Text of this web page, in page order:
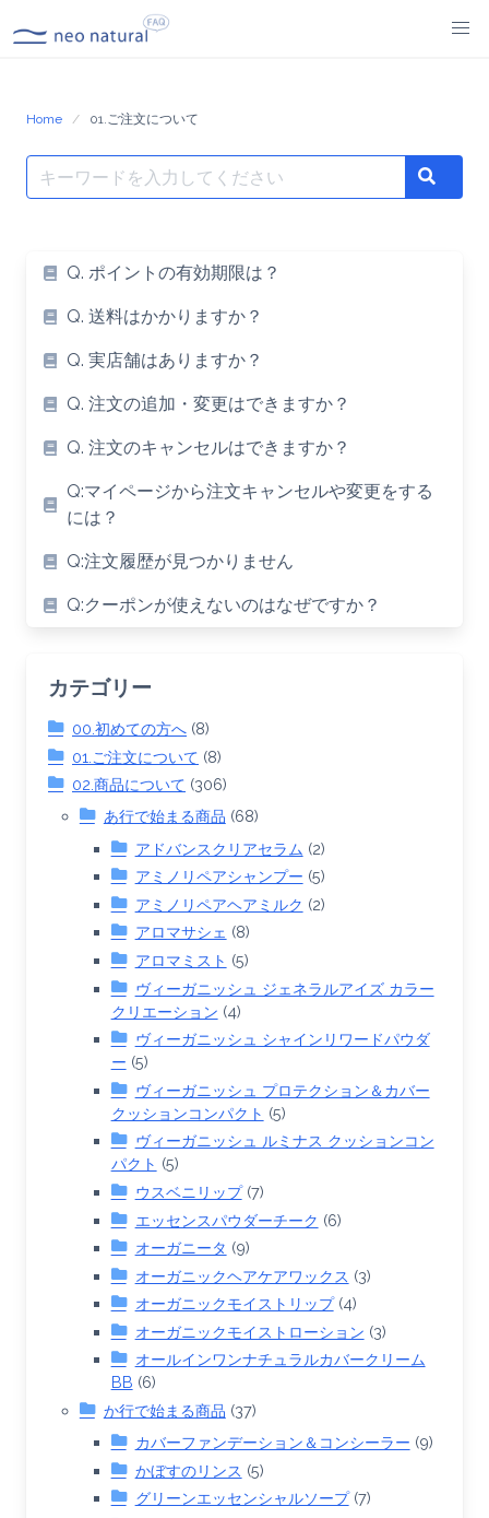
to
Home 01.ご注文について
Search
for:
Search
カテゴリー
00.初めての方へ (8)
01.ご注文について (8)
02.商品について (306)
あ行で始まる商品 (68)
アドバンスクリアセラム (2)
アミノリペアシャンプー (5)
アミノリペアヘアミルク (2)
アロマサシェ (8)
アロマミスト (5)
ヴィーガニッシュ ジェネラルアイズ カラー
クリエーション (4)
ヴィーガニッシュ シャインリワードパウダ
ー (5)
ヴィーガニッシュ プロテクション＆カバー
クッションコンパクト (5)
ヴィーガニッシュ ルミナス クッションコン
パクト (5)
ウスベニリップ(7)
エッセンスパウダーチーク (6)
オーガニータ (9)
オーガニックヘアケアワックス (3)
オーガニックモイストリップ(4)
オーガニックモイストローション (3)
オールインワンナチュラルカバークリーム
BB (6)
か行で始まる商品 (37)
カバーファンデーション＆コンシーラー (9)
かぼすのリンス (5)
グリーンエッセンシャルソープ(7)
Q. ポイントの有効期限は？
Q. 送料はかかりますか？
Q. 実店舗はありますか？
Q. 注文の追加・変更はできますか？
Q. 注文のキャンセルはできますか？
Q:マイページから注文キャンセルや変更をする
には？
Q:注文履歴が見つかりません
Q:クーポンが使えないのはなぜですか？